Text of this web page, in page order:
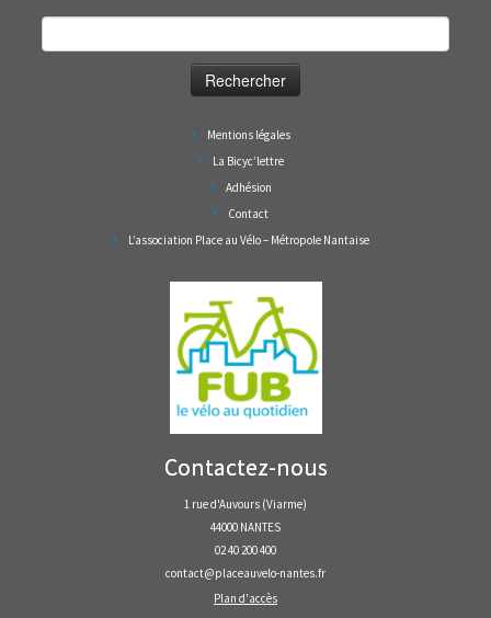
Mentions légales
La Bicyc’lettre
Adhésion
Contact
L’association Place au Vélo – Métropole Nantaise
Contactez-nous
1 rue d'Auvours (Viarme)
44000 NANTES
02 40 200 400
contact@placeauvelo-nantes.fr
Plan d'accès